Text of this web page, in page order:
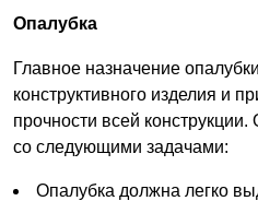
Опалубка
Главное назначение
конструктивного изделия и
прочности всей
со следующими задачами:
Опалубка должна легко